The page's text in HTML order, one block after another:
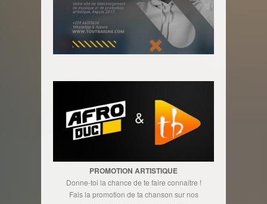
PROMOTION ARTISTIQUE
Donne-toi la chance de te faire connaître !
Fais la promotion de ta chanson sur nos